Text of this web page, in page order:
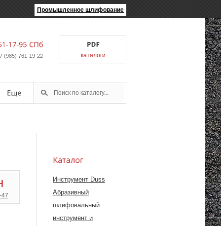
Промышленное шлифование
каталоги
(985) 761-19-22
47
Инструмент Duss
Абразивный
шлифовальный
инструмент и